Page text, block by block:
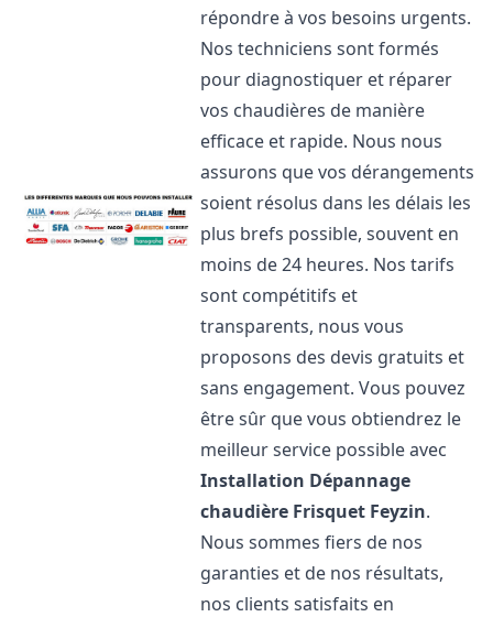
répondre à vos besoins urgents.
Nos techniciens sont formés
pour diagnostiquer et réparer
vos chaudières de manière
efficace et rapide. Nous nous
assurons que vos dérangements
soient résolus dans les délais les
plus brefs possible, souvent en
moins de 24 heures. Nos tarifs
sont compétitifs et
transparents, nous vous
proposons des devis gratuits et
sans engagement. Vous pouvez
être sûr que vous obtiendrez le
meilleur service possible avec
Installation Dépannage
chaudière Frisquet Feyzin.
Nous sommes fiers de nos
garanties et de nos résultats,
nos clients satisfaits en